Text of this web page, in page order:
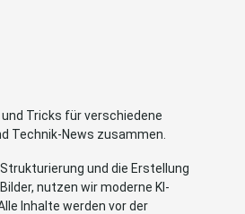
Tricks für verschiedene
Technik-News zusammen.
und die Erstellung
nutzen wir moderne KI-
Inhalte werden vor der